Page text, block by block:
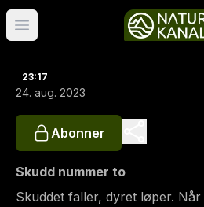
Åpne hovedmeny
23:17
24. aug. 2023
Abonner
Skudd nummer to
Skuddet faller, dyret løper.